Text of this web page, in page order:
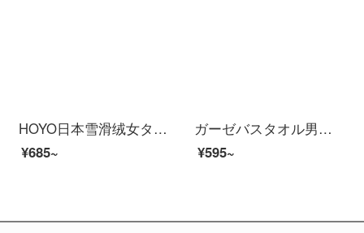
HOYO日本雪滑绒女タオルバスタオル2枚セット男性夏速乾吸水風呂毛大好きではないです。
¥685~
ガーゼバスタオル男女吸水速乾大人子供バスタオルタオル綿柔軟家庭用青い貝殻バスタオル
¥595~